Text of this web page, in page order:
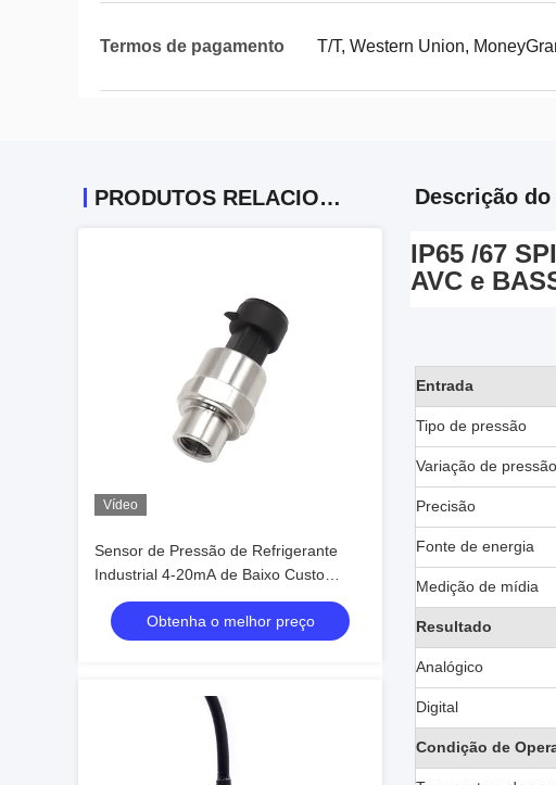
Termos de pagamento T/T, Western Union,
PRODUTOS RELACIONADOS
Vídeo
Sensor de Pressão de Refrigerante
Industrial 4-20mA de Baixo Custo
Transdutor de Pressão Hidráulica
Obtenha o melhor preço
Descrição
IP65 /67
AVC e
Entrada
Tipo de pressão
Variação de pressão
Precisão
Fonte de energia
Medição de mídia
Resultado
Analógico
Digital
Condição de